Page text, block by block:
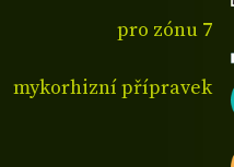
pro zónu 7
mykorhizní přípravek